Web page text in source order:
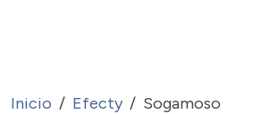
Inicio Efecty Sogamoso